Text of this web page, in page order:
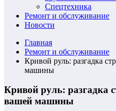
Спецтехника
Ремонт и обслуживание
Новости
Главная
Ремонт и обслуживание
Кривой руль: разгадка
машины
Кривой руль: разгадка
вашей машины